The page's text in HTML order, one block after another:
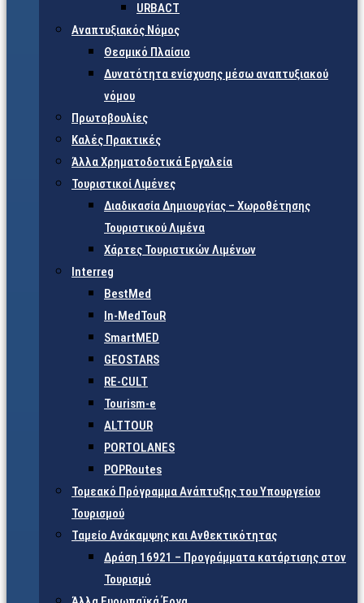
URBACT
Αναπτυξιακός Νόμος
Θεσμικό Πλαίσιο
Δυνατότητα ενίσχυσης μέσω αναπτυξιακού
νόμου
Πρωτοβουλίες
Καλές Πρακτικές
Άλλα Χρηματοδοτικά Εργαλεία
Τουριστικοί Λιμένες
Διαδικασία Δημιουργίας – Χωροθέτησης
Τουριστικού Λιμένα
Χάρτες Τουριστικών Λιμένων
Interreg
BestMed
In-MedTouR
SmartMED
GEOSTARS
RE-CULT
Tourism-e
ALTTOUR
PORTOLANES
POPRoutes
Τομεακό Πρόγραμμα Ανάπτυξης του Υπουργείου
Τουρισμού
Ταμείο Ανάκαμψης και Ανθεκτικότητας
Δράση 16921 – Προγράμματα κατάρτισης στον
Τουρισμό